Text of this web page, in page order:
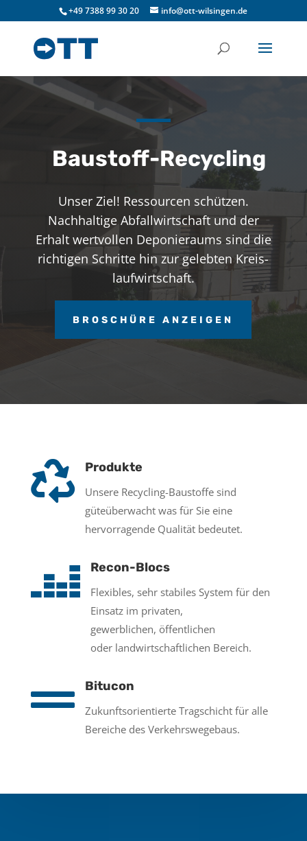
+49 7388 99 30 20 info@ott-wilsingen.de
Baustoff-Recycling
Unser Ziel! Ressourcen schützen.
Nachhaltige Abfallwirtschaft und der
Erhalt wertvollen Deponieraums sind die
richtigen Schritte hin zur gelebten Kreis-
laufwirtschaft.
BROSCHÜRE ANZEIGEN
 Produkte
Unsere Recycling-Baustoffe sind
güteüberwacht was für Sie eine
hervorragende Qualität bedeutet.
 Recon-Blocs
Flexibles, sehr stabiles System für den
Einsatz im privaten,
gewerblichen, öffentlichen
oder landwirtschaftlichen Bereich.
 Bitucon
Zukunftsorientierte Tragschicht für alle
Bereiche des Verkehrswegebaus.